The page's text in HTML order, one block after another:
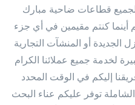
قطاعات ضاحية مبارك
أينما كنتم مقيمين في أي جزء
الجديدة أو المنشآت التجارية
لخدمة جميع عملائنا الكرام
إليكم في الوقت المحدد
توفر عليكم عناء البحث